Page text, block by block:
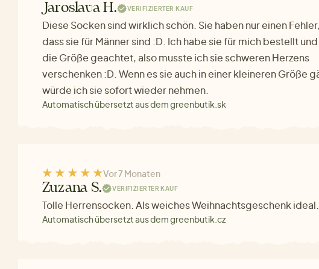
Jaroslava H. VERIFIZIERTER KAUF
Diese Socken sind wirklich schön. Sie haben nur einen
dass sie für Männer sind :D. Ich habe sie für mich bestellt
die Größe geachtet, also musste ich sie schweren Herzens
verschenken :D. Wenn es sie auch in einer kleineren Größe
würde ich sie sofort wieder nehmen.
Automatisch übersetzt aus dem greenbutik.sk
Vor 7 Monaten
Zuzana S. VERIFIZIERTER KAUF
Tolle Herrensocken. Als weiches Weihnachtsgeschenk ideal.
Automatisch übersetzt aus dem greenbutik.cz